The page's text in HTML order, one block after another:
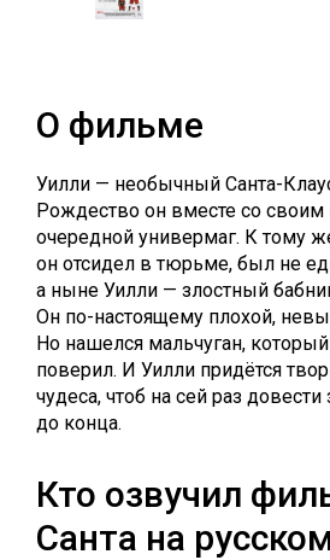
О фильме
Уилли — необычный Санта-
Рождество он вместе со своим
очередной универмаг. К тому
он отсидел в тюрьме, был не
а ныне Уилли — злостный
Он по-настоящему плохой,
Но нашелся мальчуган,
поверил. И Уилли придётся
чудеса, чтоб на сей раз
до конца.
Кто озвучил
Санта на